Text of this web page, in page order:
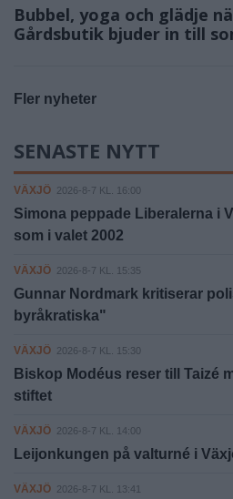
Bubbel, yoga och glädje
Gårdsbutik bjuder in till
Fler nyheter
SENASTE NYTT
VÄXJÖ 2026-8-7 KL. 16:00
Simona peppade Liberalerna i
som i valet 2002
VÄXJÖ 2026-8-7 KL. 15:35
Gunnar Nordmark kritiserar
byråkratiska"
VÄXJÖ 2026-8-7 KL. 15:30
Biskop Modéus reser till Taizé
stiftet
VÄXJÖ 2026-8-7 KL. 14:00
Leijonkungen på valturné i
VÄXJÖ 2026-8-7 KL. 13:41